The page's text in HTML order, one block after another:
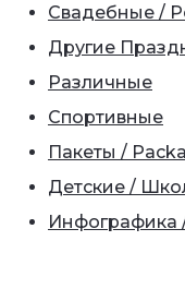
Свадебные /
Другие
Различные
Спортивные
Пакеты /
Детские /
Инфографика